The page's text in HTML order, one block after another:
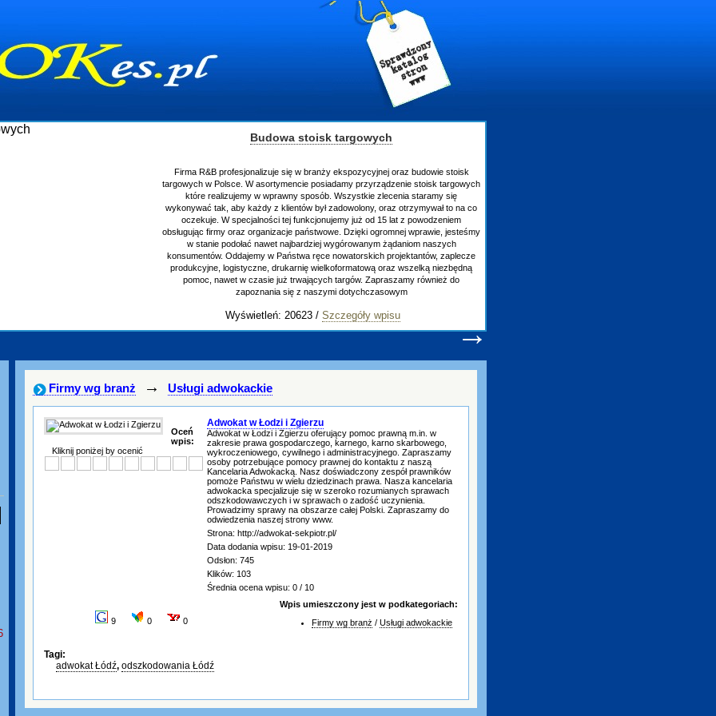
Budowa stoisk targowych
Firma R&B profesjonalizuje się w branży ekspozycyjnej oraz budowie stoisk
targowych w Polsce. W asortymencie posiadamy przyrządzenie stoisk targowych
które realizujemy w wprawny sposób. Wszystkie zlecenia staramy się
wykonywać tak, aby każdy z klientów był zadowolony, oraz otrzymywał to na co
oczekuje. W specjalności tej funkcjonujemy już od 15 lat z powodzeniem
obsługując firmy oraz organizacje państwowe. Dzięki ogromnej wprawie, jesteśmy
w stanie podołać nawet najbardziej wygórowanym żądaniom naszych
konsumentów. Oddajemy w Państwa ręce nowatorskich projektantów, zaplecze
produkcyjne, logistyczne, drukarnię wielkoformatową oraz wszelką niezbędną
pomoc, nawet w czasie już trwających targów. Zapraszamy również do
zapoznania się z naszymi dotychczasowym
Wyświetleń: 20623 / Szczegóły wpisu
→
Firmy wg branż → Usługi adwokackie
Oceń
wpis:
Kliknij poniżej by ocenić
Adwokat w Łodzi i Zgierzu
Adwokat w Łodzi i Zgierzu oferujący pomoc prawną m.in. w
zakresie prawa gospodarczego, karnego, karno skarbowego,
wykroczeniowego, cywilnego i administracyjnego. Zapraszamy
osoby potrzebujące pomocy prawnej do kontaktu z naszą
Kancelaria Adwokacką. Nasz doświadczony zespół prawników
pomoże Państwu w wielu dziedzinach prawa. Nasza kancelaria
adwokacka specjalizuje się w szeroko rozumianych sprawach
odszkodowawczych i w sprawach o zadość uczynienia.
Prowadzimy sprawy na obszarze całej Polski. Zapraszamy do
odwiedzenia naszej strony www.
Strona: http://adwokat-sekpiotr.pl/
Data dodania wpisu: 19-01-2019
Odsłon: 745
Klików: 103
Średnia ocena wpisu: 0 / 10
9 0 0
Wpis umieszczony jest w podkategoriach:
Firmy wg branż / Usługi adwokackie
Tagi:
adwokat Łódź, odszkodowania Łódź